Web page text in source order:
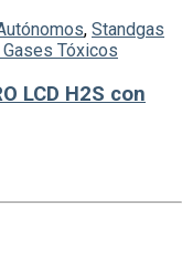
, Standgas
Tóxicos
LCD H2S con